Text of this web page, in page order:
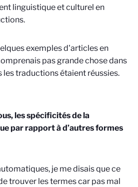
linguistique et culturel en
exemples d'articles en
pas grande chose dans
les traductions étaient réussies.
les spécificités de la
par rapport à d’autres formes
je me disais que ce
trouver les termes car pas mal